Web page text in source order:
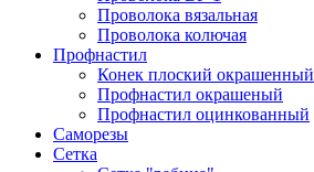
Проволока вязальная
Проволока колючая
Профнастил
Конек плоский окрашенный
Профнастил окрашеный
Профнастил оцинкованный
Саморезы
Сетка